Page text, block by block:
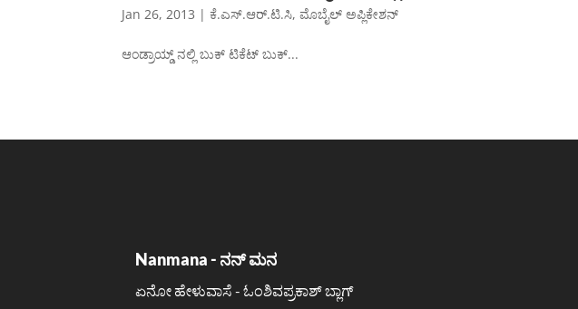
Jan 26, 2013 | ಕೆ.ಎಸ್.ಆರ್.ಟಿ.ಸಿ,ಮೊಬೈಲ್ ಅಪ್ಲಿಕೇಶನ್
ಆಂಡ್ರಾಯ್ಡ್ ನಲ್ಲಿ ಬುಕ್ ಟಿಕೆಟ್ ಬುಕ್...
Nanmana - ನನ್ ಮನ
ಏನೋ ಹೇಳುವಾಸೆ - ಓಂಶಿವಪ್ರಕಾಶ್ ಬ್ಲಾಗ್